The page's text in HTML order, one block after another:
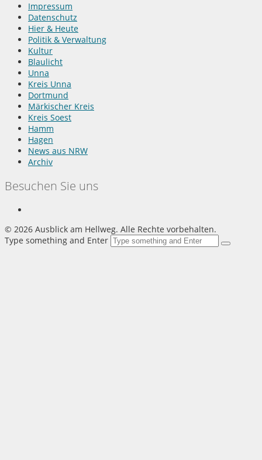
Impressum
Datenschutz
Hier & Heute
Politik & Verwaltung
Kultur
Blaulicht
Unna
Kreis Unna
Dortmund
Märkischer Kreis
Kreis Soest
Hamm
Hagen
News aus NRW
Archiv
Besuchen Sie uns
© 2026 Ausblick am Hellweg. Alle Rechte vorbehalten.
Type something and Enter